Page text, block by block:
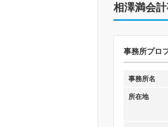
相澤満会
事務所プロ
事務所名
所在地